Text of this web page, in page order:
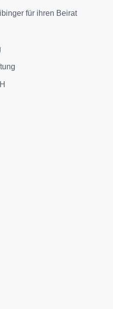
für ihren Beirat